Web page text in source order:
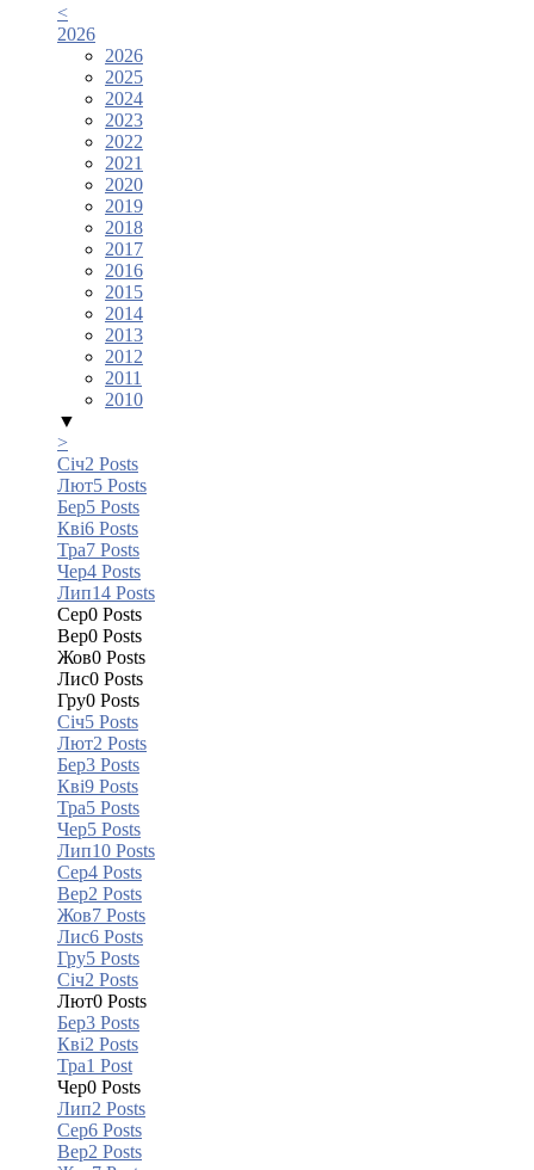
<
2026
2026
2025
2024
2023
2022
2021
2020
2019
2018
2017
2016
2015
2014
2013
2012
2011
2010
▼
>
Січ2 Posts
Лют5 Posts
Бер5 Posts
Кві6 Posts
Тра7 Posts
Чер4 Posts
Лип14 Posts
Сер0 Posts
Вер0 Posts
Жов0 Posts
Лис0 Posts
Гру0 Posts
Січ5 Posts
Лют2 Posts
Бер3 Posts
Кві9 Posts
Тра5 Posts
Чер5 Posts
Лип10 Posts
Сер4 Posts
Вер2 Posts
Жов7 Posts
Лис6 Posts
Гру5 Posts
Січ2 Posts
Лют0 Posts
Бер3 Posts
Кві2 Posts
Тра1 Post
Чер0 Posts
Лип2 Posts
Сер6 Posts
Вер2 Posts